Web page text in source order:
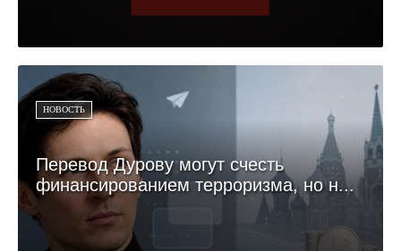
НОВОСТЬ
Перевод Дурову могут счесть
финансированием терроризма, но н...